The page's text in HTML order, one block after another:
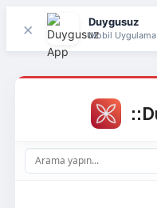
× Duygusuz
Mobil Uygulama